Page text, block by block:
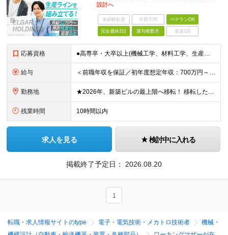
設計へ
未経験歓迎 学歴不問 ベテランOK
完全週休2日 賞与複数月 面接1回
応募資格 ●高専卒・大卒以上(機械工学、材料工学、生産工学、またはそれに類する学科) ●2D-CADまたは3D-CADを用いた図面の読解ができる方 ●プラントエンジニアリング会社、または製造業(食品・化学・医薬
給与 ＜前職年収を保証／初年度想定年収：700万円～1,600万円＞ ■月給52万円～＋残業代全額支給＋賞与年2回 ※試用期間2ヶ月あり（期間中は月給45万円～、その他の待遇に差異なし） ＼安心のキャリア
勤務地 ★2026年、新築ビルの最上階へ移転！ 移転したばかりのキレイなオフィスでの勤務です 神奈川県横浜市中区港町1丁目1-1 BASEGATE横浜関内タワー33階 ※原則出社となります。 ※本社所在地：
残業時間 10時間以内
求人を見る 検討中に入れる
掲載終了予定日： 2026.08.20
1
転職・求人情報サイトのtype 電子・電気技術・メカトロ技術者
機械・